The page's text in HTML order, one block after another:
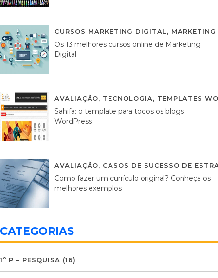
CURSOS MARKETING DIGITAL,
Os 13 melhores cursos online de Marketing
Digital
AVALIAÇÃO, TECNOLOGIA, TEMPLATES
Sahifa: o template para todos os blogs
WordPress
AVALIAÇÃO, CASOS DE SUCESSO DE
Como fazer um currículo original? Conheça os
melhores exemplos
CATEGORIAS
1º P – PESQUISA (16)